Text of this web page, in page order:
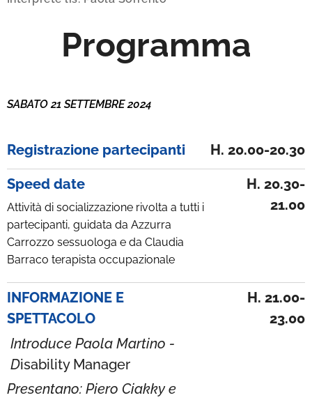
Programma
SABATO 21 SETTEMBRE 2024
Registrazione partecipanti H. 20.00-20.30
Speed date
Attività di socializzazione rivolta a tutti i
partecipanti, guidata da Azzurra
Carrozzo sessuologa e da Claudia
Barraco terapista occupazionale
H. 20.30-
21.00
INFORMAZIONE E
SPETTACOLO
Introduce Paola Martino -
Disability Manager
Presentano: Piero Ciakky e
H. 21.00-
23.00